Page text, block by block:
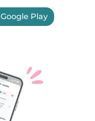
Google Play